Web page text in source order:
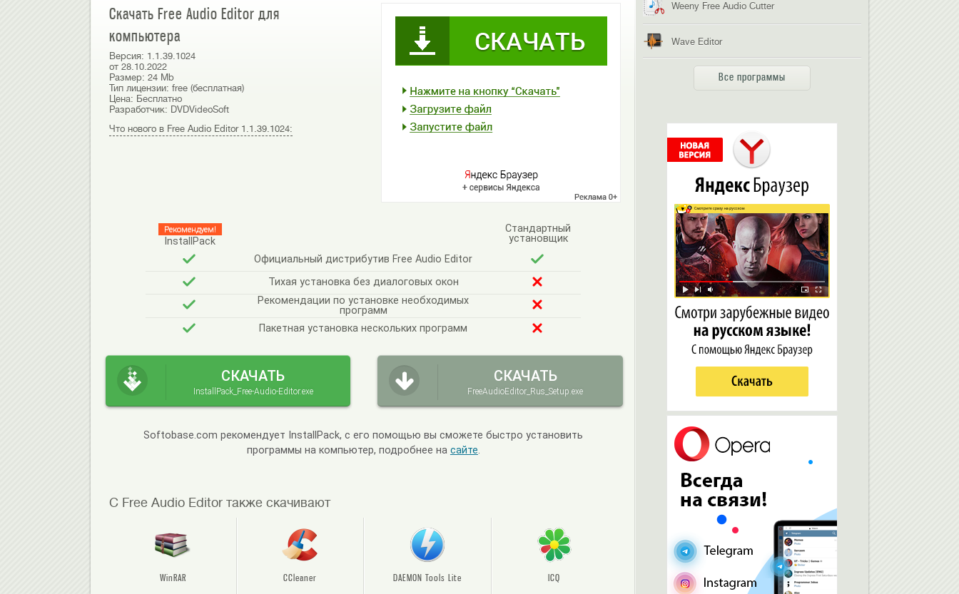
Скачать Free Audio Editor для
компьютера
Версия: 1.1.39.1024
от 28.10.2022
Размер: 24 Mb
Тип лицензии: free (бесплатная)
Цена: Бесплатно
Разработчик: DVDVideoSoft
Что нового в Free Audio Editor 1.1.39.1024:
Рекомендуем!
InstallPack
Стандартный
установщик
Официальный дистрибутив Free Audio Editor
Тихая установка без диалоговых окон
Рекомендации по установке необходимых
программ
Пакетная установка нескольких программ
СКАЧАТЬ
InstallPack_Free-Audio-Editor.exe
СКАЧАТЬ
FreeAudioEditor_Rus_Setup.exe
Softobase.com рекомендует InstallPack, с его помощью вы сможете быстро установить
программы на компьютер, подробнее на сайте.
С Free Audio Editor также скачивают
WinRAR CCleaner DAEMON Tools Lite ICQ
Weeny Free Audio Cutter
Wave Editor
Все программы